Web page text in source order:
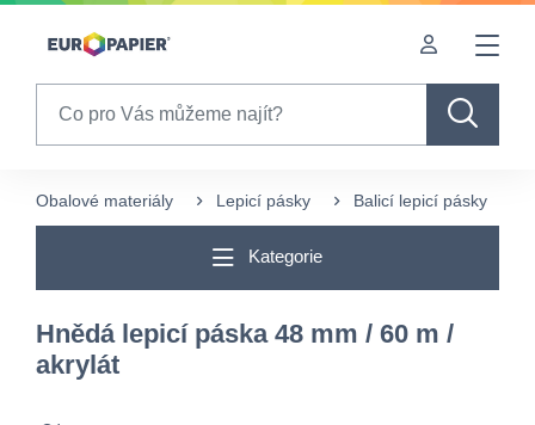
Table Of Content
Pro Vás zajímavé produkty
Obalové materiály Lepicí pásky Balicí lepicí pásky
Kategorie
Hnědá lepicí páska 48 mm / 60 m /
akrylát